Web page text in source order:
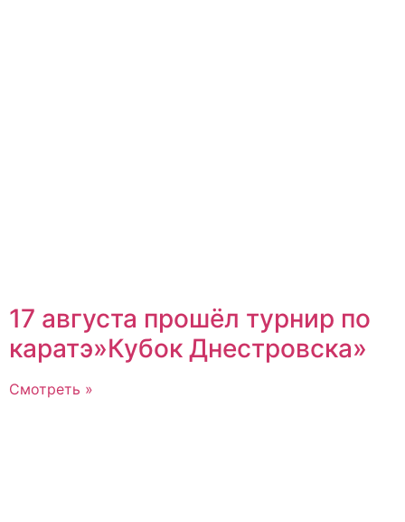
17 августа прошёл турнир по
каратэ»Кубок Днестровска»
Смотреть »